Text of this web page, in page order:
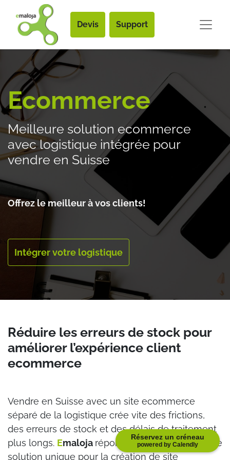
Réservez un créneau
powered by Calendly
Devis Support
Ecommerce
Meilleure solution ecommerce
avec logistique intégrée pour
vendre en Suisse
Offrez le meilleur à vos clients! ​
Intégrer votre logistique
Réduire les erreurs de stock pour
améliorer l’expérience client
ecommerce
Vendre en Suisse avec un site ecommerce
séparé de la logistique crée vite des frictions,
des erreurs de stock et des délais de traitement
plus longs. Emaloja répond à ce besoin avec une
solution unique pour la création de site